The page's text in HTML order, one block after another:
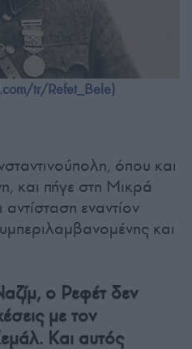
tr/Refet_Bele)
όπου και
και πήγε στη Μικρά
εναντίον
και
ο Ρεφέτ δεν
με τον
Και αυτός